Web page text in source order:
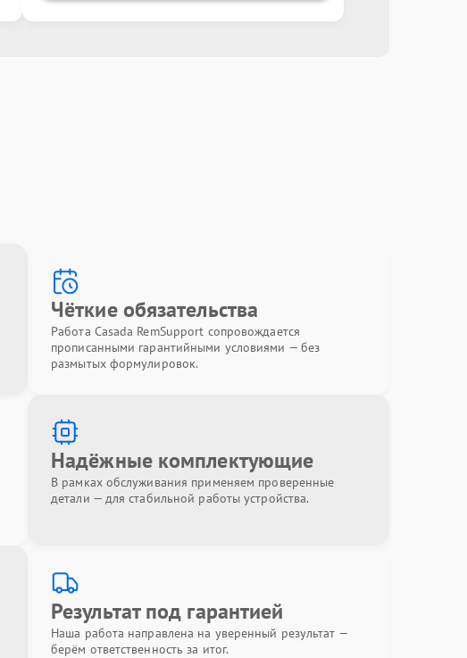
Чёткие обязательства
Работа Casada RemSupport сопровождается
прописанными гарантийными условиями — без
размытых формулировок.
Надёжные комплектующие
В рамках обслуживания применяем проверенные
детали — для стабильной работы устройства.
Результат под гарантией
Наша работа направлена на уверенный результат —
берём ответственность за итог.